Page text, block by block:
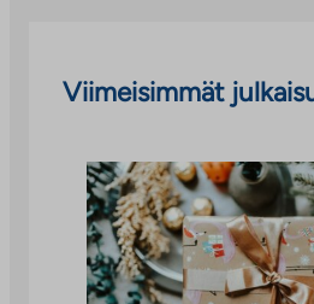
Viimeisimmät